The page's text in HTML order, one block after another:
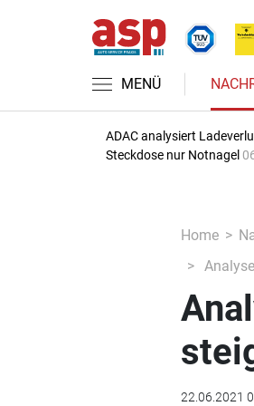
MENÜ
ADAC analysiert
Steckdose nur Notnagel
Home
22.06.2021